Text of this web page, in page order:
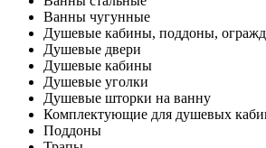
Ванны чугунные
Душевые кабины, поддоны,
Душевые двери
Душевые кабины
Душевые уголки
Душевые шторки на ванну
Комплектующие для душевых
Поддоны